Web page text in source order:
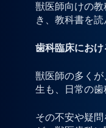
獣医師向けの
き、教科書を
歯科臨床にお
獣医師の多く
生も、日常の
その不安や疑